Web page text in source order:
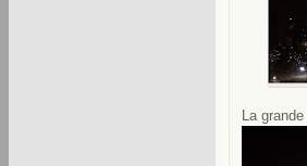
La grande